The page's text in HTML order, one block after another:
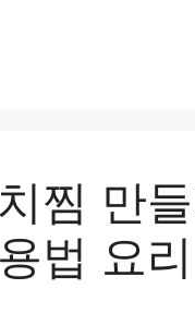
찜 만
법 요